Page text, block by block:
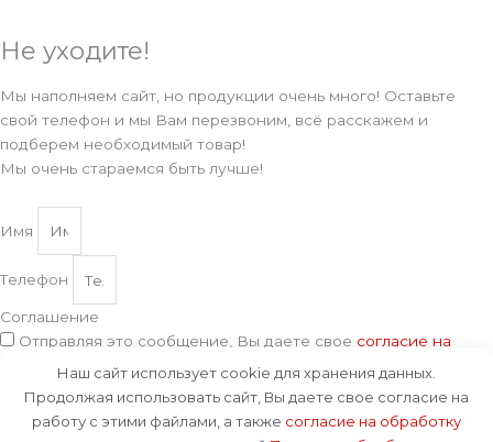
Не уходите!
Мы наполняем сайт, но продукции очень много! Оставьте
свой телефон и мы Вам перезвоним, всё расскажем и
подберем необходимый товар!
Мы очень стараемся быть лучше!
Имя
Телефон
Соглашение
Отправляя это сообщение, Вы даете свое согласие на
обработку данных
, указанных в нашей
персональных данных
Отправить
Наш сайт использует cookie для хранения данных.
Продолжая использовать сайт, Вы даете свое согласие на
работу с этими файлами, а также согласие на обработку